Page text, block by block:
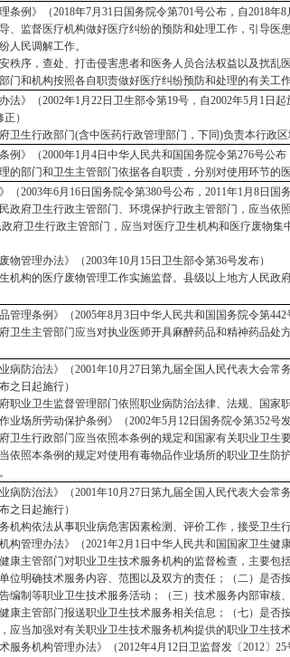
条例》（2018年7月31日国务院令第701号公布，自2018年8
、监督医疗机构做好医疗纠纷的预防和处理工作，引导医
人民调解工作。
秩序，查处、打击侵害患者和医务人员合法权益以及扰乱
门和机构按照各自职责做好医疗纠纷预防和处理的有关工作
法》（2002年1月22日卫生部令第19号，自2002年5月1日
）
卫生行政部门(含中医药行政管理部门，下同)负责本行政
例》（2000年1月4日中华人民共和国国务院令第276号公
的部门和卫生主管部门依据各自职责，分别对使用环节的
（2003年6月16日国务院令第380号公布，2011年1月8日国
政府卫生行政主管部门、环境保护行政主管部门，应当依
府卫生行政主管部门，应当对医疗卫生机构和医疗废物
物管理办法》（2003年10月15日卫生部令第36号发布）
机构的医疗废物管理工作实施监督。县级以上地方人民政
管理条例》（2005年8月3日中华人民共和国国务院令第
卫生主管部门应当对执业医师开具麻醉药品和精神药品处
病防治法》（2001年10月27日第九届全国人民代表大会常
之日起施行）
职业卫生监督管理部门依照职业病防治法律、法规、国家
业场所劳动保护条例》（2002年5月12日国务院令第352号
卫生行政部门应当依照本条例的规定和国家有关职业卫
依照本条例的规定对使用有毒物品作业场所的职业卫生
病防治法》（2001年10月27日第九届全国人民代表大会常
之日起施行）
机构依法从事职业病危害因素检测、评价工作，接受卫生
构管理办法》（2021年2月1日中华人民共和国国家卫生健
康主管部门对职业卫生技术服务机构的监督检查，主要包
位明确技术服务内容、范围以及双方的责任；（二）是
编制等职业卫生技术服务活动；（三）技术服务内部审
康主管部门报送职业卫生技术服务相关信息；（七）是
应当加强对有关职业卫生技术服务机构提供的职业卫生技
服务机构管理办法》（2012年4月12日卫监督发〔2012〕